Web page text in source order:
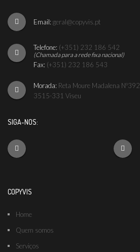
Email: geral@copyvis.pt
Telefone: (+351) 232 186 542
(Chamada para a rede fixa nacional)
Fax: (+351) 232 186 543
Morada: Reta Moure Madalena Nº392,
3515-331 Viseu
SIGA-NOS:
COPYVIS
Home
Quem somos
Serviços